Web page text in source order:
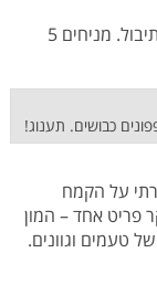
+ מערבבים את כל החומרים, טועמים ומתקנים תיבול. מניחים 5
כבושים. תענוג!
על הקמח
פריט אחד – המון
טעמים וגוונים.